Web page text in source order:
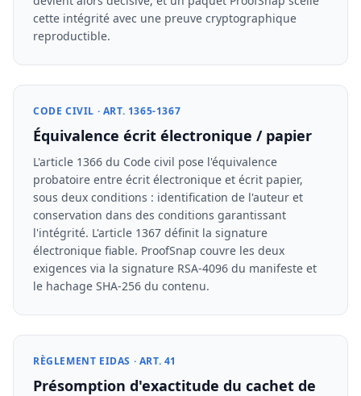
cette intégrité avec une preuve cryptographique
reproductible.
CODE CIVIL · ART. 1365-1367
Équivalence écrit électronique / papier
L'article 1366 du Code civil pose l'équivalence
probatoire entre écrit électronique et écrit papier,
sous deux conditions : identification de l'auteur et
conservation dans des conditions garantissant
l'intégrité. L'article 1367 définit la signature
électronique fiable. ProofSnap couvre les deux
exigences via la signature RSA-4096 du manifeste et
le hachage SHA-256 du contenu.
RÈGLEMENT EIDAS · ART. 41
Présomption d'exactitude du cachet de